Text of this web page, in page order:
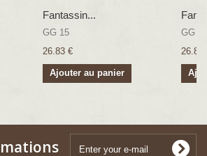
Fantassin...
GG 15
26.83 €
Ajouter au panier
GG 03
26.83